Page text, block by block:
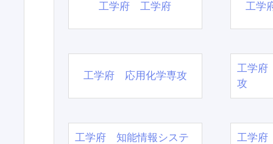
工学府 工学府 工学
工学府 応用化学専攻
工学府
攻
工学府 知能情報システ
工学府